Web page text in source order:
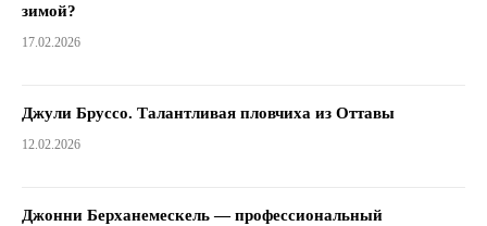
зимой?
17.02.2026
Джули Бруссо. Талантливая пловчиха из Оттавы
12.02.2026
Джонни Берханемескель — профессиональный